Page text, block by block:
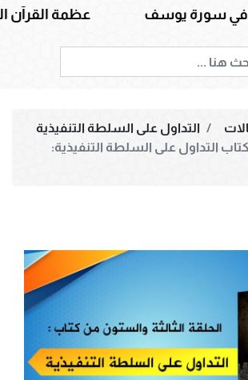
عظمة القرآن الكريم في
التداول على السلطة التنفيذية
كتاب التداول على السلطة التنفيذية: